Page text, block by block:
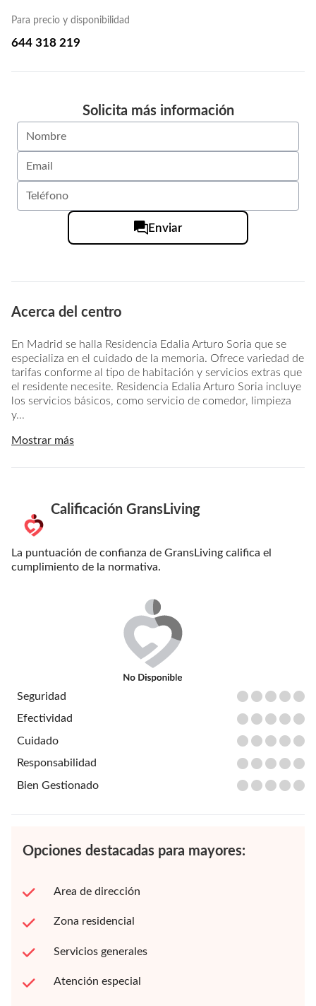
Para precio y disponibilidad
644 318 219
Solicita más información
Enviar
Acerca del centro
En Madrid se halla Residencia Edalia Arturo Soria que se
especializa en el cuidado de la memoria. Ofrece variedad de
tarifas conforme al tipo de habitación y servicios extras que
el residente necesite. Residencia Edalia Arturo Soria incluye
los servicios básicos, como servicio de comedor, limpieza
y...
Mostrar más
Calificación GransLiving
La puntuación de confianza de GransLiving califica el
cumplimiento de la normativa.
Seguridad
Efectividad
Cuidado
Responsabilidad
Bien Gestionado
Opciones destacadas para mayores:
Area de dirección
Zona residencial
Servicios generales
Atención especial